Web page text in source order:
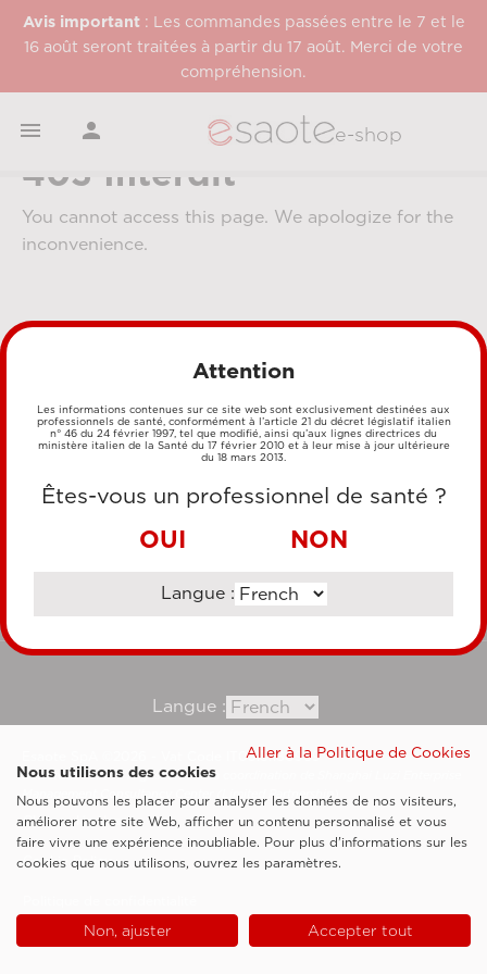
Avis important: Les commandes passées entre le 7 et le
16 août seront traitées à partir du 17 août. Merci de votre
compréhension.
  e-shop
403 Interdit
You cannot access this page. We apologize for the
inconvenience.
MÉTHODES DE PAIEMENT
VIREMENT BANCAIRE
Langue :
Esaote SpA ©2026 - Vat Code IT05131180969
Société soumise à la gestion et à la coordination de Shanghai Luzi Enterprise
Management Consultancy Center (Limited Partnership)
Clauses légales
Cookie Policy
Attention
Les informations contenues sur ce site web sont exclusivement destinées aux
professionnels de santé, conformément à l’article 21 du décret législatif italien
n° 46 du 24 février 1997, tel que modifié, ainsi qu’aux lignes directrices du
ministère italien de la Santé du 17 février 2010 et à leur mise à jour ultérieure
du 18 mars 2013.
Êtes-vous un professionnel de santé ?
OUI NON
Langue :
Aller à la Politique de Cookies
Nous utilisons des cookies
Nous pouvons les placer pour analyser les données de nos visiteurs,
améliorer notre site Web, afficher un contenu personnalisé et vous
faire vivre une expérience inoubliable. Pour plus d'informations sur les
cookies que nous utilisons, ouvrez les paramètres.
Non, ajuster Accepter tout